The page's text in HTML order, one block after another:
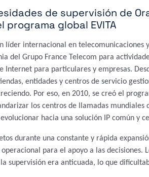
de supervisión de
programa global EVITA
líder internacional en telecomunicaciones
del Grupo France Telecom para
Internet para particulares y empresas.
entidades y centros de servicio
Por eso, en 2010, se creó el
los centros de llamadas mundiales
hacia una solución IP común y
durante una constante y rápida
para el apoyo a las
supervisión era anticuada, lo que